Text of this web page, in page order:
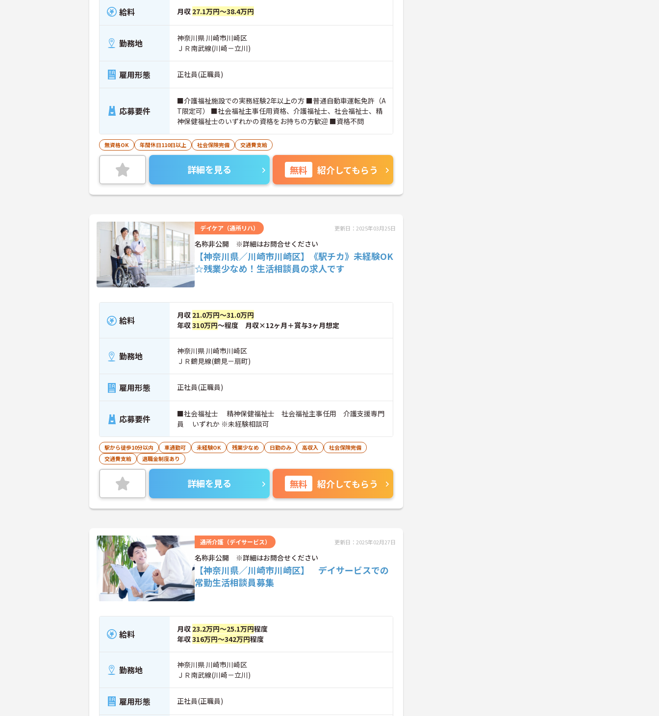
給料 月収 27.1万円～38.4万円
勤務地
神奈川県 川崎市川崎区
ＪＲ南武線(川崎－立川)
雇用形態 正社員(正職員)
応募要件
■介護福祉施設での実務経験2年以上の方 ■普通自動車運転免許（A
T限定可） ■社会福祉主事任用資格、介護福祉士、社会福祉士、精
神保健福祉士のいずれかの資格をお持ちの方歓迎 ■資格不問
無資格OK 年間休日110日以上 社会保険完備 交通費支給
詳細を見る 無料 紹介してもらう
デイケア（通所リハ） 更新日：2025年03月25日
名称非公開 ※詳細はお問合せください
【神奈川県／川崎市川崎区】《駅チカ》未経験OK
☆残業少なめ！生活相談員の求人です
給料 月収 21.0万円～31.0万円
年収310万円～程度 月収×12ヶ月＋賞与3ヶ月想定
勤務地
神奈川県 川崎市川崎区
ＪＲ鶴見線(鶴見－扇町)
雇用形態 正社員(正職員)
応募要件
■社会福祉士 精神保健福祉士 社会福祉主事任用 介護支援専門
員 いずれか ※未経験相談可
駅から徒歩10分以内 車通勤可 未経験OK 残業少なめ 日勤のみ 高収入
社会保険完備
交通費支給
退職金制度あり
詳細を見る 無料 紹介してもらう
通所介護（デイサービス） 更新日：2025年02月27日
名称非公開 ※詳細はお問合せください
【神奈川県／川崎市川崎区】 デイサービスでの
常勤生活相談員募集
給料 月収 23.2万円～25.1万円程度
年収316万円～342万円程度
勤務地
神奈川県 川崎市川崎区
ＪＲ南武線(川崎－立川)
雇用形態 正社員(正職員)